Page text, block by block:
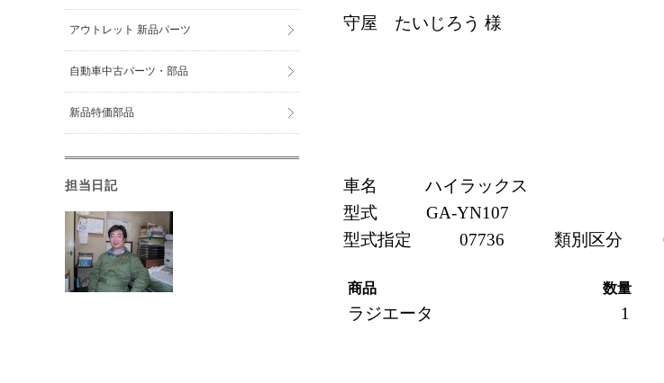
守屋 たいじろう 様
車名
ハイラックス
型式
GA-YN107
型式指定
07736 類別区分
商品 数量
ラジエータ 1
アウトレット 新品パーツ
自動車中古パーツ・部品
新品特価部品
担当日記